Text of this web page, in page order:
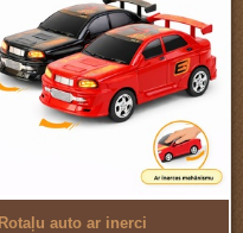
Rotaļu auto ar inerci